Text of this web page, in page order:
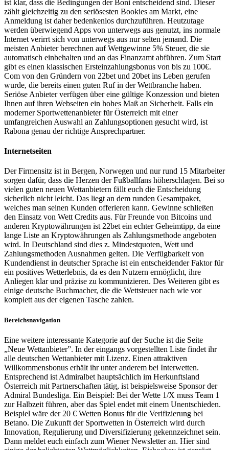
ist klar, dass die Bedingungen der Boni entscheidend sind. Dieser
zählt gleichzeitig zu den seriösesten Bookies am Markt, eine
Anmeldung ist daher bedenkenlos durchzuführen. Heutzutage
werden überwiegend Apps von unterwegs aus genutzt, ins normale
Internet verirrt sich von unterwegs aus nur selten jemand. Die
meisten Anbieter berechnen auf Wettgewinne 5% Steuer, die sie
automatisch einbehalten und an das Finanzamt abführen. Zum Start
gibt es einen klassischen Ersteinzahlungsbonus von bis zu 100€.
Com von den Gründern von 22bet und 20bet ins Leben gerufen
wurde, die bereits einen guten Ruf in der Wettbranche haben.
Seriöse Anbieter verfügen über eine gültige Konzession und bieten
Ihnen auf ihren Webseiten ein hohes Maß an Sicherheit. Falls ein
moderner Sportwettenanbieter für Österreich mit einer
umfangreichen Auswahl an Zahlungsoptionen gesucht wird, ist
Rabona genau der richtige Ansprechpartner.
Internetseiten
Der Firmensitz ist in Bergen, Norwegen und nur rund 15 Mitarbeiter
sorgen dafür, dass die Herzen der Fußballfans höherschlagen. Bei so
vielen guten neuen Wettanbietern fällt euch die Entscheidung
sicherlich nicht leicht. Das liegt an dem runden Gesamtpaket,
welches man seinen Kunden offerieren kann. Gewinne schließen
den Einsatz von Wett Credits aus. Für Freunde von Bitcoins und
anderen Kryptowährungen ist 22bet ein echter Geheimtipp, da eine
lange Liste an Kryptowährungen als Zahlungsmethode angeboten
wird. In Deutschland sind dies z. Mindestquoten, Wett und
Zahlungsmethoden Ausnahmen gelten. Die Verfügbarkeit von
Kundendienst in deutscher Sprache ist ein entscheidender Faktor für
ein positives Wetterlebnis, da es den Nutzern ermöglicht, ihre
Anliegen klar und präzise zu kommunizieren. Des Weiteren gibt es
einige deutsche Buchmacher, die die Wettsteuer nach wie vor
komplett aus der eigenen Tasche zahlen.
Bereichsnavigation
Eine weitere interessante Kategorie auf der Suche ist die Seite
„Neue Wettanbieter”. In der eingangs vorgestellten Liste findet ihr
alle deutschen Wettanbieter mit Lizenz. Einen attraktiven
Willkommensbonus erhält ihr unter anderem bei Interwetten.
Entsprechend ist Admiralbet hauptsächlich im Herkunftsland
Österreich mit Partnerschaften tätig, ist beispielsweise Sponsor der
Admiral Bundesliga. Ein Beispiel: Bei der Wette 1/X muss Team 1
zur Halbzeit führen, aber das Spiel endet mit einem Unentschieden.
Beispiel wäre der 20 € Wetten Bonus für die Verifizierung bei
Betano. Die Zukunft der Sportwetten in Österreich wird durch
Innovation, Regulierung und Diversifizierung gekennzeichnet sein.
Dann meldet euch einfach zum Wiener Newsletter an. Hier sind